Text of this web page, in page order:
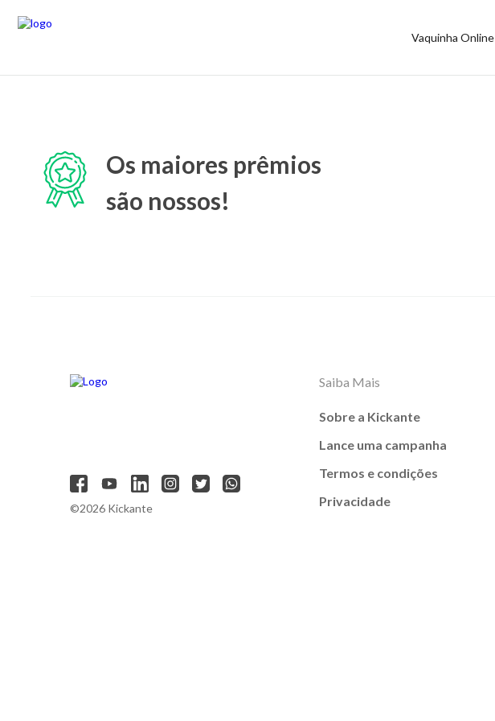
Vaquinha Online
Os maiores prêmios
são nossos!
©2026 Kickante
Saiba Mais
Sobre a Kickante
Lance uma campanha
Termos e condições
Privacidade